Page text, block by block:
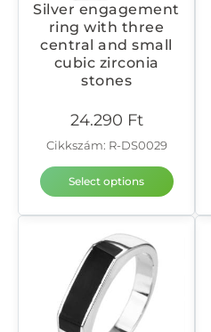
Silver engagement
ring with three
central and small
cubic zirconia
stones
24.290 Ft
Cikkszám: R-DS0029
Select options